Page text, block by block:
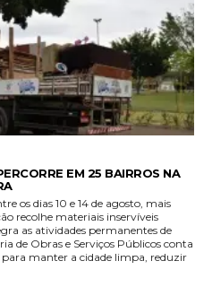
EM 25 BAIRROS NA
os dias 10 e 14 de agosto, mais
recolhe materiais inservíveis
as atividades permanentes de
de Obras e Serviços Públicos conta
manter a cidade limpa, reduzir